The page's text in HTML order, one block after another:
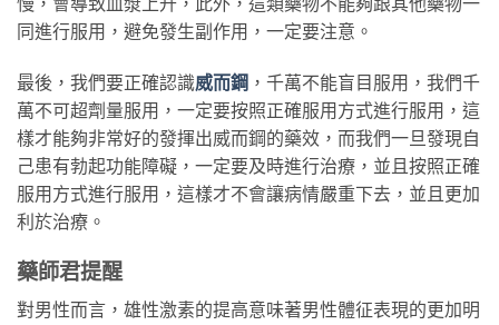
同進行服用，避免發生副作用，一定要注意。
最後，我們要正確認識威而鋼 ，千萬不能盲目服用，我們千
萬不可超劑量服用，一定要按照正確服用方式進行服用，這
樣才能夠非常好的發揮出威而鋼的藥效，而我們一旦發現自
己患有勃起功能障礙，一定要及時進行治療，並且按照正確
服用方式進行服用，這樣才不會讓病情嚴重下去，並且更加
利於治療。
藥師君提醒
對男性而言，雄性激素的提高意味著男性體征表現的更加明